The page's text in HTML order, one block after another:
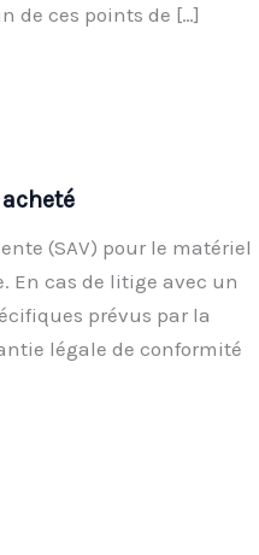
de ces points de […]
(SAV) pour le matériel
En cas de litige avec un
prévus par la
légale de conformité